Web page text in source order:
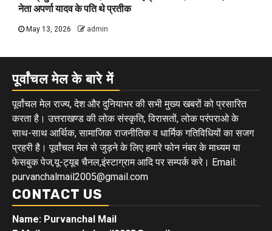
नेता अपर्णा यादव के पति थे प्रतीक
May 13, 2026 admin
पूर्वांचल मेल के बारे में
पूर्वांचल मेल राज्य, देश और दुनियाभर की सभी मुख्य खबरों को प्रसारित
करता है। उत्तराखण्ड की लोक संस्कृति, विरासतों, लोक परंपराओ के
साथ-साथ आर्थिक, सामाजिक राजनीतिक व धार्मिक गतिविधियों का सजग
प्रहरी है। पूर्वांचल मेल से जुड़ने के लिए हमारे फोन नंबर के माध्यम या
फेसबुक पेज,यू-ट्यूब चैनल,इंस्टाग्राम आदि पर सम्पर्क करे। Email:
purvanchalmail2005@gmail.com
CONTACT US
Name: Purvanchal Mail